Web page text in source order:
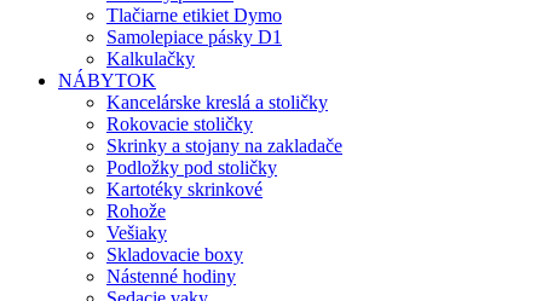
Tlačiarne etikiet Dymo
Samolepiace pásky D1
Kalkulačky
NÁBYTOK
Kancelárske kreslá a stoličky
Rokovacie stoličky
Skrinky a stojany na zakladače
Podložky pod stoličky
Kartotéky skrinkové
Rohože
Vešiaky
Skladovacie boxy
Nástenné hodiny